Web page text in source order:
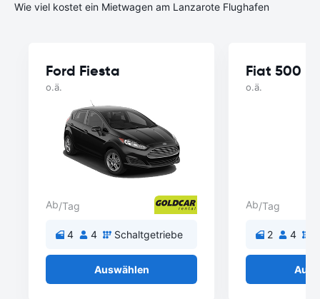
Wie viel kostet ein Mietwagen am Lanzarote Flughafen
Ford Fiesta
o.ä.
Ab/Tag
4 4 Schaltgetriebe
Auswählen
Fiat 500
o.ä.
Ab/Tag
2 4